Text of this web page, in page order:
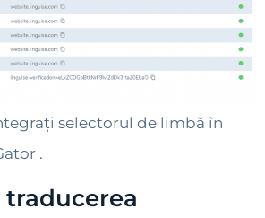
selectorul de limbă în
.